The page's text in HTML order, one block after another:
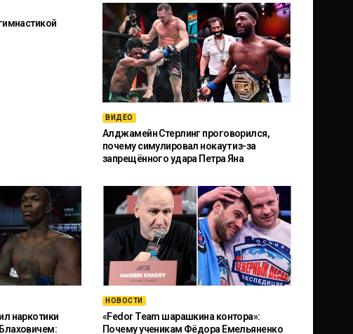
ВИДЕО
Алджамейн Стерлинг проговорился,
почему симулировал нокаут из-за
запрещённого удара Петра Яна
наркотики
НОВОСТИ
«Fedor Team шарашкина контора»:
Почему ученикам Фёдора Емельяненко